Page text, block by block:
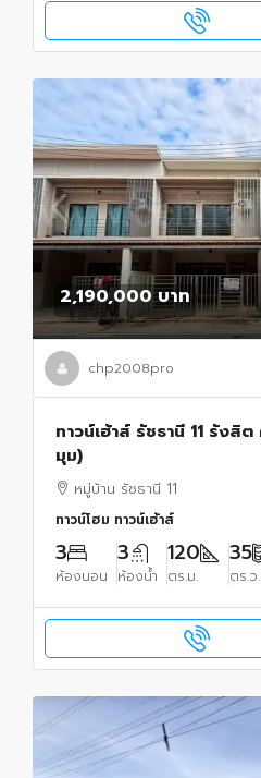
2,190,000 บาท
chp2008pro
ทาวน์เฮ้าส์ รัชธานี 11 รังสิ
มุม)
หมู่บ้าน รัชธานี 11
ทาวน์โฮม ทาวน์เฮ้าส์
3
ห้องนอน
3
ห้องน้ำ
120
ตร.ม.
35
ตร.ว.